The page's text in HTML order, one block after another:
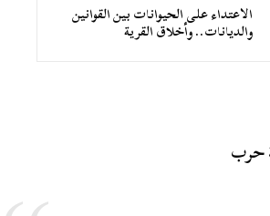
الاعتداء على الحيوانات بين القوانين
والديانات.. وأخلاق القرية
حرب